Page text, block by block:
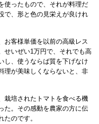
使ったもので、それが料理だ
で、形と色の見栄えが良けれ
お客様単価を以前の高級レス
せいぜい1万円で、それでも高
し、使うならば質を下げなけ
理が美味しくならないと、非
栽培されたトマトを食べる機
た。その感動を農家の方に伝
のです。